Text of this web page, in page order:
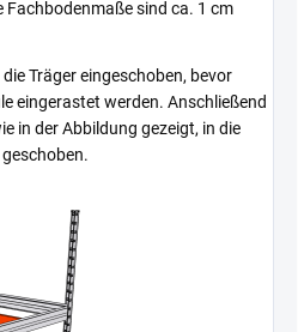
Fachbodenmaße sind ca. 1 cm
Träger eingeschoben, bevor
eingerastet werden. Anschließend
in der Abbildung gezeigt, in die